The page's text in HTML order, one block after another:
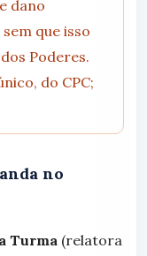
dano
que isso
Poderes.
do CPC;
no
Turma (relatora